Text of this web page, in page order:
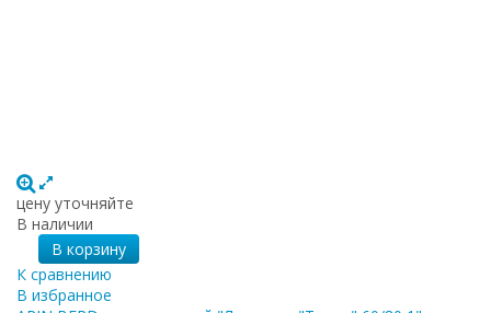
цену уточняйте
В наличии
В корзину
К сравнению
В избранное